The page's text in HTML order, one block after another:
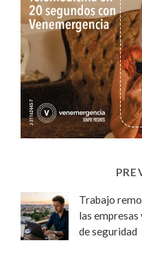
Trabajo
las empresas
de seguridad